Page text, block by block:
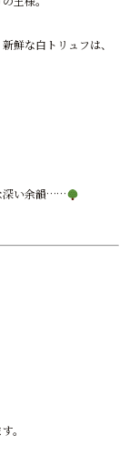
鮮な白トリュフは、
深い余韻……
。